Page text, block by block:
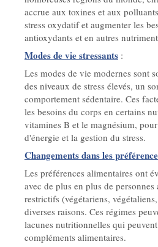
accrue aux toxines et aux
stress oxydatif et augmenter les
antioxydants et en autres
Modes de vie stressants :
Les modes de vie modernes sont
des niveaux de stress élevés, un
comportement sédentaire. Ces
les besoins du corps en certains
vitamines B et le magnésium,
d'énergie et la gestion du stress.
Changements dans les
Les préférences alimentaires ont
avec de plus en plus de personnes
restrictifs (végétariens,
diverses raisons. Ces régimes
lacunes nutritionnelles qui
compléments alimentaires.